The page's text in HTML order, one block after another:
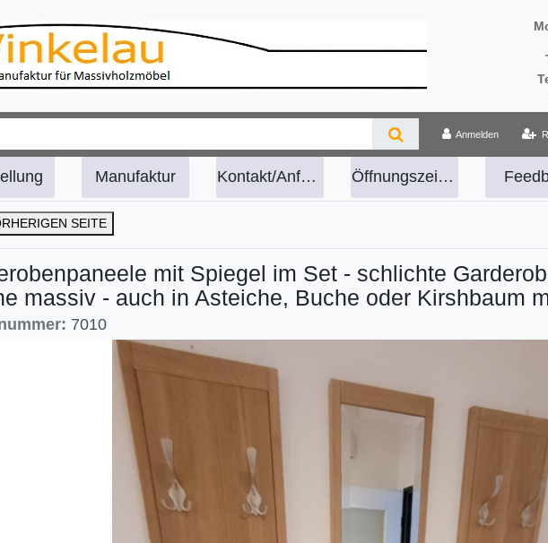
Anmelden
Manufaktur Kontakt/Anfahrt Öffnungszeiten
SEITE
mit Spiegel im Set - schlichte
massiv - auch in Asteiche, Buche oder Kirshbaum
7010